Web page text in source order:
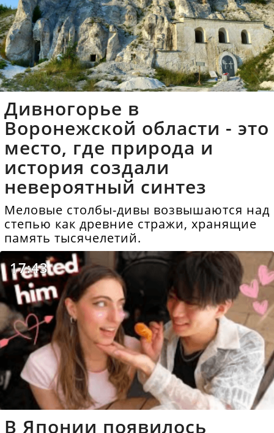
Дивногорье в
Воронежской области - это
место, где природа и
история создали
невероятный синтез
Меловые столбы-дивы возвышаются над
степью как древние стражи, хранящие
память тысячелетий.
17:43
В Японии появилось